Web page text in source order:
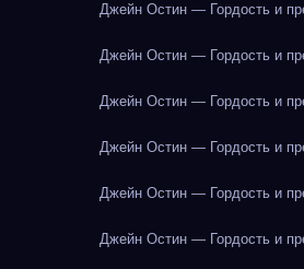
Джейн Остин — Гордость и
Джейн Остин — Гордость и
Джейн Остин — Гордость и
Джейн Остин — Гордость и
Джейн Остин — Гордость и
Джейн Остин — Гордость и